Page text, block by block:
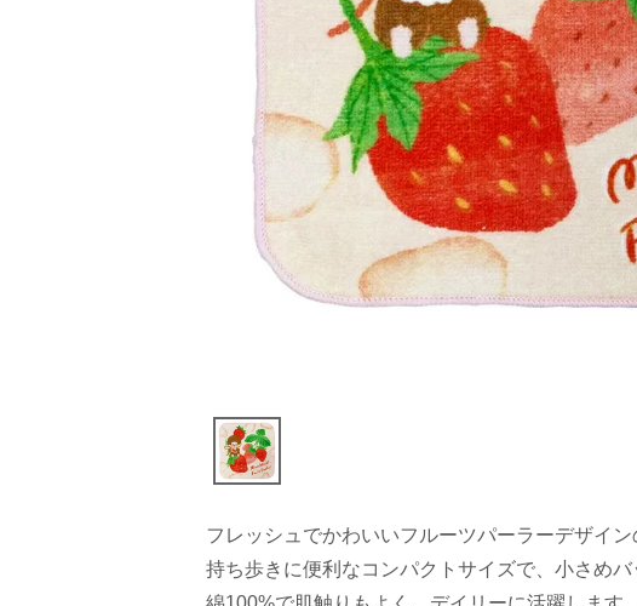
フレッシュでかわいいフルーツパーラーデザイン
持ち歩きに便利なコンパクトサイズで、小さめ